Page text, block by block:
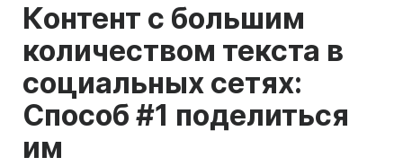
Контент с большим
количеством текста в
социальных сетях:
Способ #1 поделиться
им